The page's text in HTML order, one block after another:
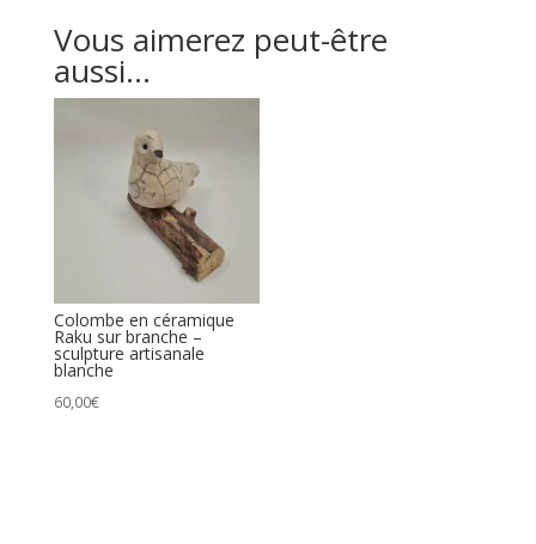
Vous aimerez peut-être
aussi…
Colombe en céramique
Raku sur branche –
sculpture artisanale
blanche
60,00€